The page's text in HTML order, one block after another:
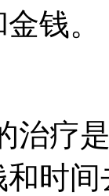
钱。
治疗
时